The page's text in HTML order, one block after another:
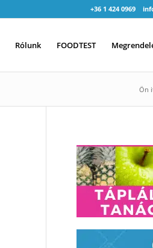
+36 1 424 0969
Rólunk FOODTEST
Ön